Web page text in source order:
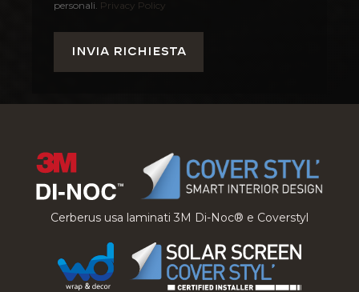
personali. Privacy Policy
Cerberus usa laminati 3M Di-Noc® e Coverstyl